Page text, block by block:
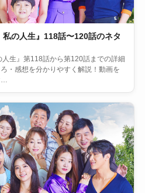
の人生』118話〜120話のネタ
生』第118話から第120話までの詳細
・感想を分かりやすく解説！動画を
…